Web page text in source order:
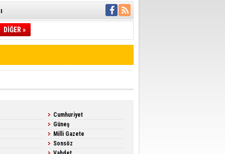
İletti
müdahale
DİĞER »
Cumhuriyet
Güneş
Milli Gazete
Sonsöz